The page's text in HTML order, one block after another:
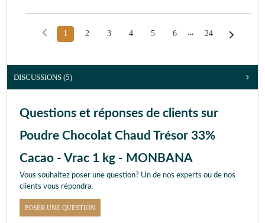
1 2 3 4 5 6 24
DISCUSSIONS (5)
Questions et réponses de clients sur
Poudre Chocolat Chaud Trésor 33%
Cacao - Vrac 1 kg - MONBANA
Vous souhaitez poser une question? Un de nos experts ou de nos
clients vous répondra.
POSER UNE QUESTION